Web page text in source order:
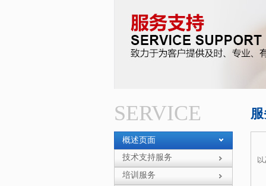
SERVICE
概述页面
技术支持服务
培训服务